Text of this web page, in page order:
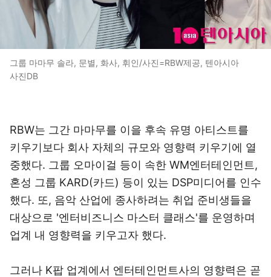
그룹 마마무 솔라, 문별, 화사, 휘인/사진=RBW제공, 텐아시아
사진DB
RBW는 그간 마마무를 이을 후속 유명 아티스트를
키우기보다 회사 자체의 규모와 영향력 키우기에 열
중했다. 그룹 오마이걸 등이 속한 WM엔터테인먼트,
혼성 그룹 KARD(카드) 등이 있는 DSP미디어를 인수
했다. 또, 음악 산업에 종사하려는 취업 준비생들을
대상으로 '엔터비즈니스 마스터 클래스'를 운영하며
업계 내 영향력을 키우고자 했다.
그러나 K팝 업계에서 엔터테인먼트사의 영향력은 곧